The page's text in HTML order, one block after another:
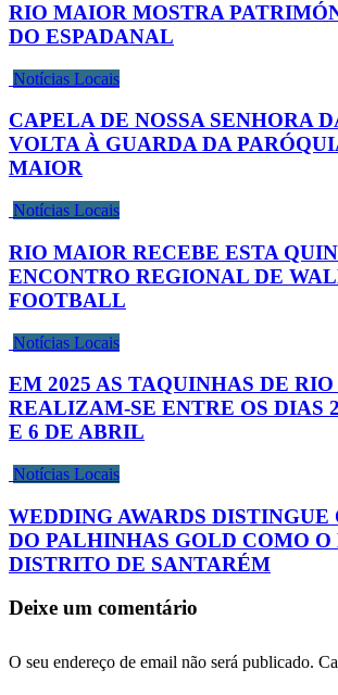
RIO MAIOR MOSTRA
DO ESPADANAL
Notícias Locais
CAPELA DE NOSSA SENHORA
VOLTA À GUARDA DA
MAIOR
Notícias Locais
RIO MAIOR RECEBE ESTA
ENCONTRO REGIONAL DE
FOOTBALL
Notícias Locais
EM 2025 AS TAQUINHAS DE
REALIZAM-SE ENTRE OS DIAS
E 6 DE ABRIL
Notícias Locais
WEDDING AWARDS DISTINGUE
DO PALHINHAS GOLD COMO
DISTRITO DE SANTARÉM
Deixe um comentário
O seu endereço de email não será publicado.